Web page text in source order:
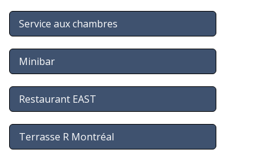
Service aux chambres
Minibar
Restaurant EAST
Terrasse R Montréal